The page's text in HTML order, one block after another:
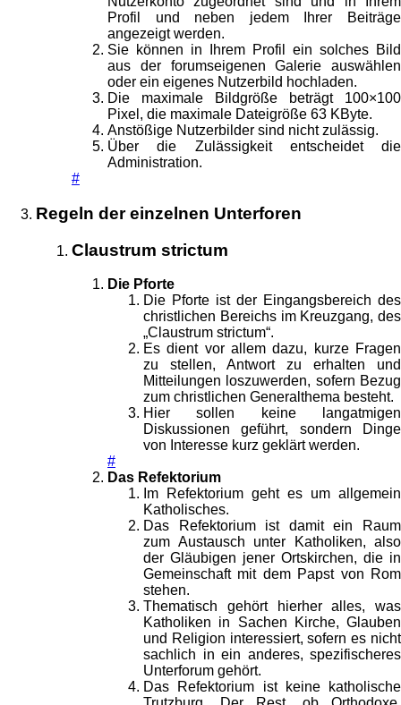
Profil und neben jedem Ihrer Beiträge
angezeigt werden.
Sie können in Ihrem Profil ein solches Bild
aus der forumseigenen Galerie auswählen
oder ein eigenes Nutzerbild hochladen.
Die maximale Bildgröße beträgt 100×100
Pixel, die maximale Dateigröße 63 KByte.
Anstößige Nutzerbilder sind nicht zulässig.
Über die Zulässigkeit entscheidet die
Administration.
#
Regeln der einzelnen Unterforen
Claustrum strictum
Die Pforte
Die Pforte ist der Eingangsbereich des
christlichen Bereichs im Kreuzgang, des
„Claustrum strictum“.
Es dient vor allem dazu, kurze Fragen
zu stellen, Antwort zu erhalten und
Mitteilungen loszuwerden, sofern Bezug
zum christlichen Generalthema besteht.
Hier sollen keine langatmigen
Diskussionen geführt, sondern Dinge
von Interesse kurz geklärt werden.
#
Das Refektorium
Im Refektorium geht es um allgemein
Katholisches.
Das Refektorium ist damit ein Raum
zum Austausch unter Katholiken, also
der Gläubigen jener Ortskirchen, die in
Gemeinschaft mit dem Papst von Rom
stehen.
Thematisch gehört hierher alles, was
Katholiken in Sachen Kirche, Glauben
und Religion interessiert, sofern es nicht
sachlich in ein anderes, spezifischeres
Unterforum gehört.
Das Refektorium ist keine katholische